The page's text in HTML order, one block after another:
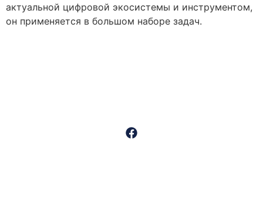
актуальной цифровой экосистемы и инструментом,
он применяется в большом наборе задач.